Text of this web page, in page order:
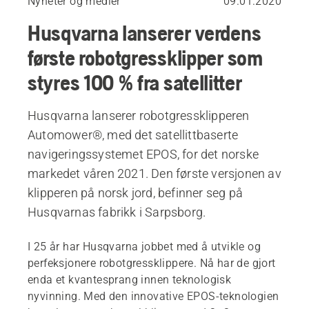
Husqvarna lanserer verdens
første robotgressklipper som
styres 100 % fra satellitter
Husqvarna lanserer robotgressklipperen
Automower®, med det satellittbaserte
navigeringssystemet EPOS, for det norske
markedet våren 2021. Den første versjonen av
klipperen på norsk jord, befinner seg på
Husqvarnas fabrikk i Sarpsborg.
I 25 år har Husqvarna jobbet med å utvikle og
perfeksjonere robotgressklippere. Nå har de gjort
enda et kvantesprang innen teknologisk
nyvinning. Med den innovative EPOS-teknologien